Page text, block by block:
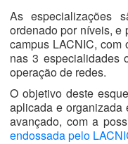
As especializações
ordenado por níveis, e
campus LACNIC, com
nas 3 especialidades
operação de redes.
O objetivo deste
aplicada e organizada
avançado, com a
endossada pelo